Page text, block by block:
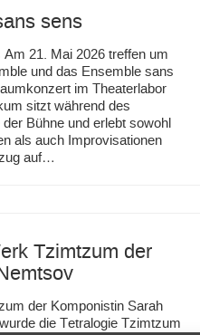
sens
21. Mai 2026 treffen um
und das Ensemble sans
im Theaterlabor
sitzt während des
Bühne und erlebt sowohl
als auch Improvisationen
auf…
Tzimtzum der
der Komponistin Sarah
die Tetralogie Tzimtzum